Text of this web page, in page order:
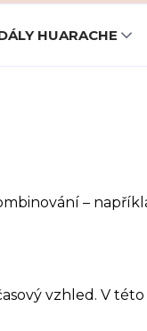
HUARACHE
–
vzhled. V